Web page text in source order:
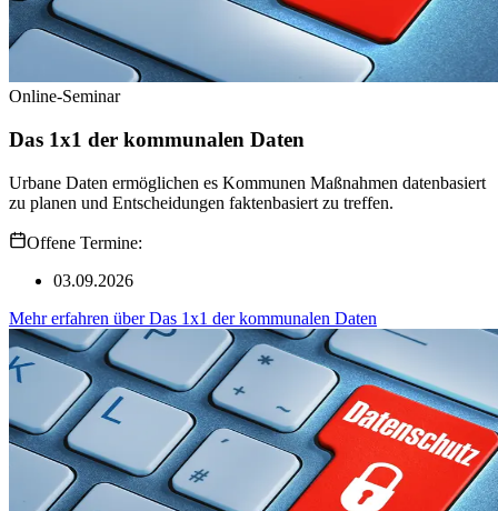
Online-Seminar
Das 1x1 der kommunalen Daten
Urbane Daten ermöglichen es Kommunen Maßnahmen datenbasiert
zu planen und Entscheidungen faktenbasiert zu treffen.
Offene Termine:
03.09.2026
Mehr erfahren überDas 1x1 der kommunalen Daten